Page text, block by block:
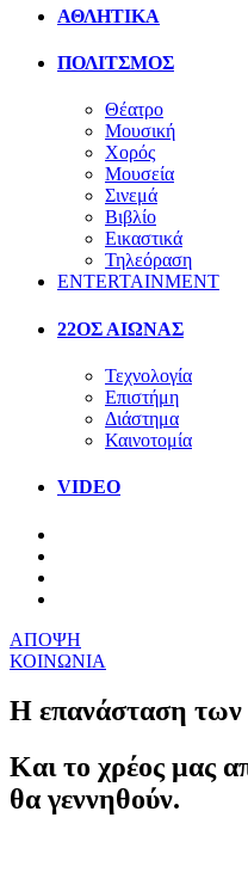
ΑΘΛΗΤΙΚΑ
ΠΟΛΙΤΣΜΟΣ
Θέατρο
Μουσική
Χορός
Μουσεία
Σινεμά
Βιβλίο
Εικαστικά
Τηλεόραση
ENTERTAINMENT
22ΟΣ ΑΙΩΝΑΣ
Τεχνολογία
Επιστήμη
Διάστημα
Καινοτομία
VIDEO
ΑΠΟΨΗ
ΚΟΙΝΩΝΙΑ
Η επανάσταση των
Και το χρέος μας
θα γεννηθούν.